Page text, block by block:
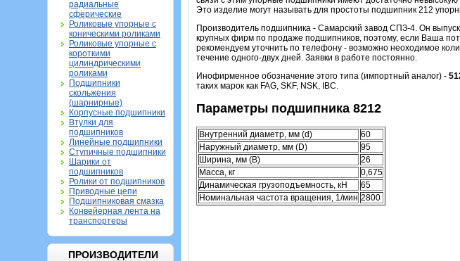
радиальные
сферические
Роликовые упорные с
коническими роликами
Роликовые упорные с
короткими
цилиндрическими
роликами
Подшипники
скольжения
(шарнирные)
Корпусные подшипники
Втулки для
подшипников
Линейные подшипники
Ступичные подшипники
Шарики от
подшипников
Ролики от подшипников
Приводные цепи
Подшипниковая смазка
Конвейерная лента на
транспортеры
ПРОИЗВОДИТЕЛИ
Это изделие могут называть для простоты подшипник 212
Производитель подшипника - Самарский завод СПЗ-4. Он
крупных фирм по продаже подшипников, поэтому, если Ваша
рекомендуем уточнить по телефону - возможно неоходимое
течение одного-двух дней. Заявки в работе постоянно.
Инофирменное обозначение этого типа (импортный аналог) -
таких марок как FAG, SKF, NSK, IBC.
Параметры подшипника 8212
Внутренний диаметр, мм (d)
60
Наружный диаметр, мм (D)
95
Ширина, мм (B)
26
Масса, кг
0,675
Динамическая грузоподъемность, кН
65
Номинальная частота вращения, 1/мин 2800